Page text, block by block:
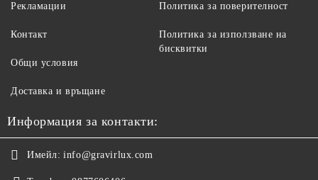
Рекламации
Контакт
Общи условия
Доставка и връщане
Политика за поверителност
Политика за използване на
бисквитки
Информация за контакти:
Имейл: info@gravirlux.com